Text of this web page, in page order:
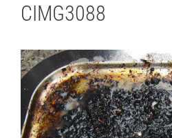
CIMG3088